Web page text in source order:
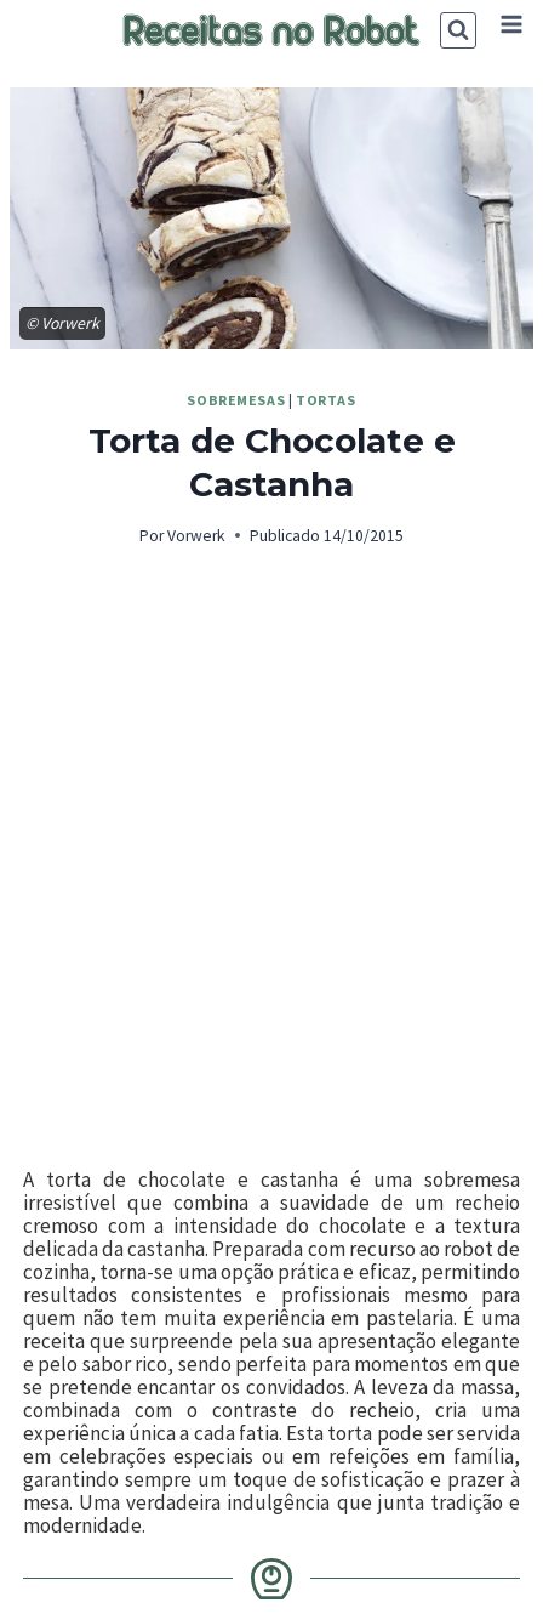
© Vorwerk
SOBREMESAS | TORTAS
Torta de Chocolate e
Castanha
PorVorwerk Publicado 14/10/2015
A torta de chocolate e castanha é uma sobremesa
irresistível que combina a suavidade de um recheio
cremoso com a intensidade do chocolate e a textura
delicada da castanha. Preparada com recurso ao robot de
cozinha, torna-se uma opção prática e eficaz, permitindo
resultados consistentes e profissionais mesmo para
quem não tem muita experiência em pastelaria. É uma
receita que surpreende pela sua apresentação elegante
e pelo sabor rico, sendo perfeita para momentos em que
se pretende encantar os convidados. A leveza da massa,
combinada com o contraste do recheio, cria uma
experiência única a cada fatia. Esta torta pode ser servida
em celebrações especiais ou em refeições em família,
garantindo sempre um toque de sofisticação e prazer à
mesa. Uma verdadeira indulgência que junta tradição e
modernidade.